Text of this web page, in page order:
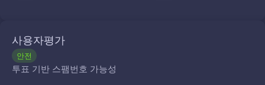
사용자평가
안전
투표 기반 스팸번호 가능성